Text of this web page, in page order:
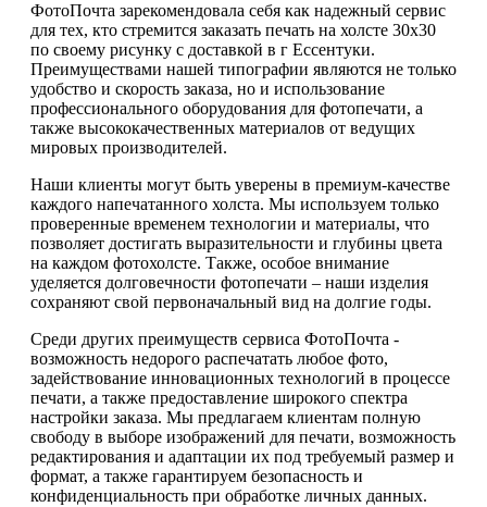
ФотоПочта зарекомендовала себя как надежный сервис
для тех, кто стремится заказать печать на холсте 30х30
по своему рисунку с доставкой в г Ессентуки.
Преимуществами нашей типографии являются не только
удобство и скорость заказа, но и использование
профессионального оборудования для фотопечати, а
также высококачественных материалов от ведущих
мировых производителей.
Наши клиенты могут быть уверены в премиум-качестве
каждого напечатанного холста. Мы используем только
проверенные временем технологии и материалы, что
позволяет достигать выразительности и глубины цвета
на каждом фотохолсте. Также, особое внимание
уделяется долговечности фотопечати – наши изделия
сохраняют свой первоначальный вид на долгие годы.
Среди других преимуществ сервиса ФотоПочта -
возможность недорого распечатать любое фото,
задействование инновационных технологий в процессе
печати, а также предоставление широкого спектра
настройки заказа. Мы предлагаем клиентам полную
свободу в выборе изображений для печати, возможность
редактирования и адаптации их под требуемый размер и
формат, а также гарантируем безопасность и
конфиденциальность при обработке личных данных.